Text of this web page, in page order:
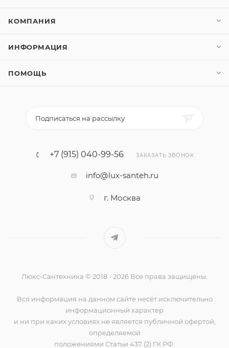
КОМПАНИЯ
ИНФОРМАЦИЯ
ПОМОЩЬ
Подписаться на рассылку
+7 (915) 040-99-56 ЗАКАЗАТЬ ЗВОНОК
info@lux-santeh.ru
г. Москва
Люкс-Сантехника © 2018 - 2026 Все права защищены.
Вся информация на данном сайте несёт исключительно
информационный характер
и ни при каких условиях не является публичной офертой,
определяемой
положениями Статьи 437 (2) ГК РФ.